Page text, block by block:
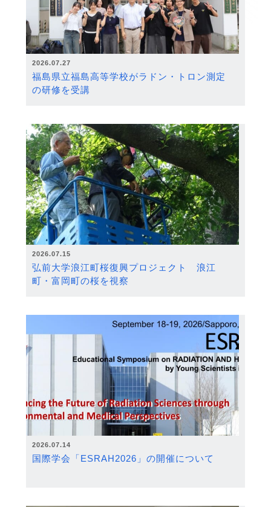
2026.07.27
福島県立福島高等学校がラドン・トロン測定
の研修を受講
2026.07.15
弘前大学浪江町桜復興プロジェクト 浪江
町・富岡町の桜を視察
2026.07.14
国際学会「ESRAH2026」の開催について